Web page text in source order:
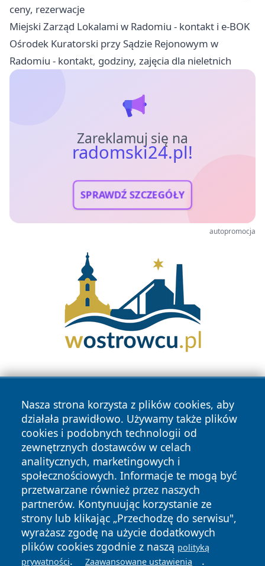
ceny, rezerwacje
Miejski Zarząd Lokalami w Radomiu - kontakt i e-BOK
Ośrodek Kuratorski przy Sądzie Rejonowym w
Radomiu - kontakt, godziny, zajęcia dla nieletnich
Zareklamuj się na
radomski24.pl!
SPRAWDŹ SZCZEGÓŁY
autopromocja
Nasza strona korzysta z plików cookies, aby
działała prawidłowo. Używamy także plików
cookies i podobnych technologii od
zewnętrznych dostawców w celach
analitycznych, marketingowych i
społecznościowych. Informacje te mogą być
przetwarzane również przez naszych
partnerów. Kontynuując korzystanie ze
strony lub klikając „Przechodzę do serwisu",
wyrażasz zgodę na użycie dodatkowych
plików cookies zgodnie z naszą polityką
prywatności. Zaawansowane ustawienia .
Copyright © 2026 radomski24.pl Wszystkie prawa
zastrzeżone.
News Autorzy
Polityka
Prywatności
Polityka
Cookies